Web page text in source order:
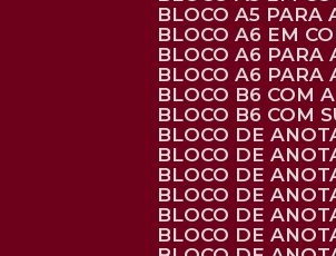
BLOCO A5
BLOCO A6 EM
BLOCO A6 PARA
BLOCO A6
BLOCO B6 COM
BLOCO B6 COM
BLOCO DE
BLOCO DE
BLOCO DE
BLOCO DE
BLOCO DE
BLOCO DE